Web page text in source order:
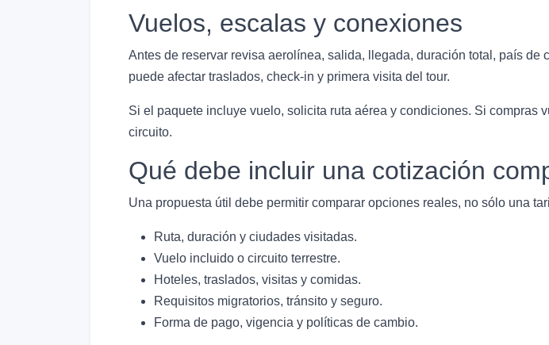
Vuelos, escalas y conexiones
Antes de reservar revisa aerolínea, salida, llegada, duración total, país
puede afectar traslados, check-in y primera visita del tour.
Si el paquete incluye vuelo, solicita ruta aérea y condiciones. Si compras
circuito.
Qué debe incluir una cotización
Una propuesta útil debe permitir comparar opciones reales, no sólo una
Ruta, duración y ciudades visitadas.
Vuelo incluido o circuito terrestre.
Hoteles, traslados, visitas y comidas.
Requisitos migratorios, tránsito y seguro.
Forma de pago, vigencia y políticas de cambio.